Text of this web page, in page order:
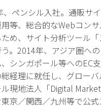
、ペンシル入社。通販サ
等、総合的なWebコン
め、サイト分析ツール
。2014年、アジア圏へ
、シンガポール等へのEC
経理に就任し、グロー
現地法人「Digital
京／関西／九州等で公